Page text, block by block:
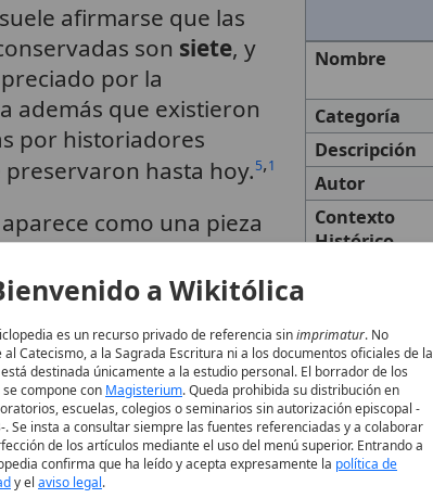
Nombre
Categoría
Descripción
Autor
Contexto
Histórico
Tipo
Enlaces
afirmarse que las
son siete, y
por la
además que existieron
por historiadores
hasta hoy.5,1
como una pieza
laIglesia: no como
uncuerpo visible
por la
carta a los
a Wikitólica
es un recurso privado de referencia sinimprimatur. No
al Catecismo, a la Sagrada Escritura ni a los documentos oficiales de la
destinada únicamente a la estudio personal. El borrador de los
compone con Magisterium. Queda prohibida su distribución en
escuelas, colegios o seminarios sin autorización episcopal -
. Se insta a consultar siempre las fuentes referenciadas y a colaborar
de los artículos mediante el uso del menú superior. Entrando a
confirma que ha leído y acepta expresamente la política de
y el aviso legal.